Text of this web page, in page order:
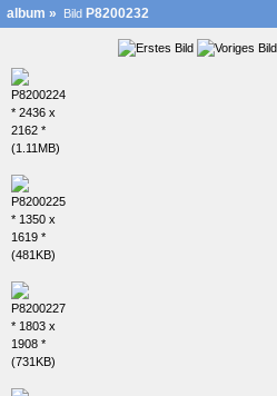
album » Bild P8200232